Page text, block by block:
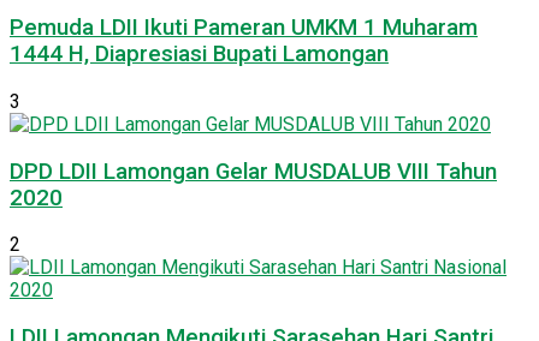
Pemuda LDII Ikuti Pameran UMKM 1 Muharam
1444 H, Diapresiasi Bupati Lamongan
3
DPD LDII Lamongan Gelar MUSDALUB VIII Tahun
2020
2